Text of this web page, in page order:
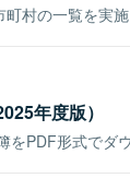
村の一覧を実
年度版）
PDF形式でダ